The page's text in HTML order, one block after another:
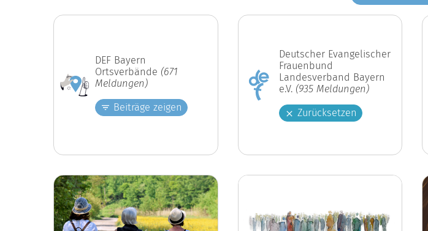
DEF Bayern
Ortsverbände (671
Meldungen)
Beiträge zeigen
Deutscher Evangelischer
Frauenbund
Landesverband Bayern
e.V. (935 Meldungen)
Zurücksetzen